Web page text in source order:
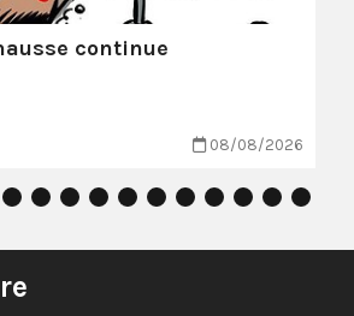
continue
08/08/2026